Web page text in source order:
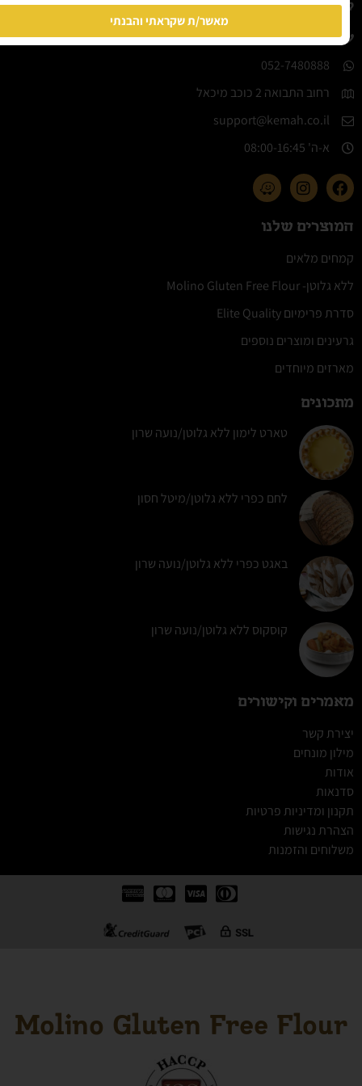
קמח הארץ
08-6442224​
052-7480888
רחוב התבואה 2 כוכב מיכאל
support@kemah.co.il
א-ה' 08:00-16:45​
המוצרים שלנו
קמחים מלאים
ללא גלוטן- Molino Gluten Free Flour
סדרת פרימיום Elite Quality
גרעינים ומוצרים נוספים
מארזים מיוחדים
מתכונים
טארט לימון ללא גלוטן/נועה שרון
לחם כפרי ללא גלוטן/מיטל חסון
באגט כפרי ללא גלוטן/נועה שרון
קוסקוס ללא גלוטן/נועה שרון
מאמרים וקישורים
יצירת קשר
מילון מונחים
אודות
סדנאות
תקנון ומדיניות פרטיות
הצהרת נגישות
משלוחים והזמנות
Molino Gluten Free Flour
מאשר/ת שקראתי והבנתי